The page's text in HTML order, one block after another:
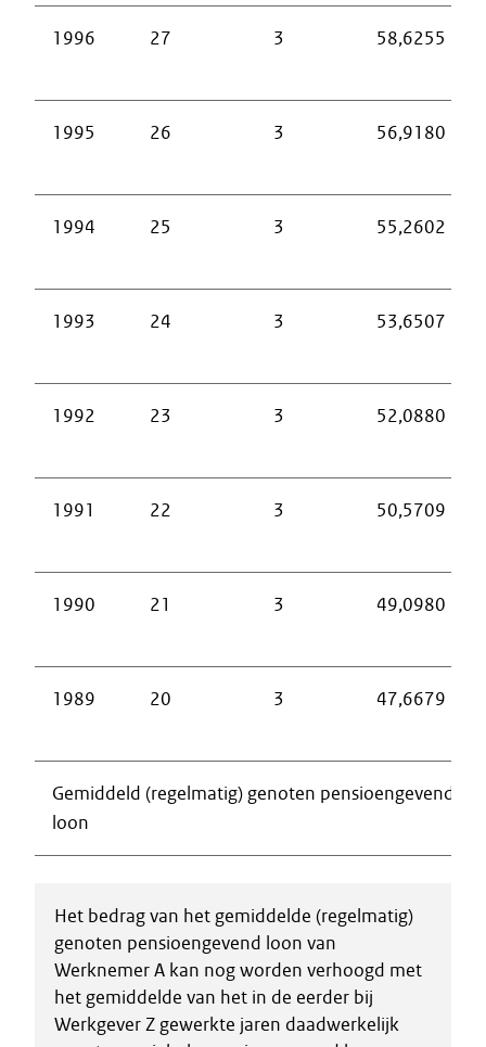
1996 27 3 58,6255
1995 26 3 56,9180
1994 25 3 55,2602
1993 24 3 53,6507
1992 23 3 52,0880
1991 22 3 50,5709
1990 21 3 49,0980
1989 20 3 47,6679
Gemiddeld (regelmatig) genoten pensioengevend
loon
Het bedrag van het gemiddelde (regelmatig)
genoten pensioengevend loon van
Werknemer A kan nog worden verhoogd met
het gemiddelde van het in de eerder bij
Werkgever Z gewerkte jaren daadwerkelijk